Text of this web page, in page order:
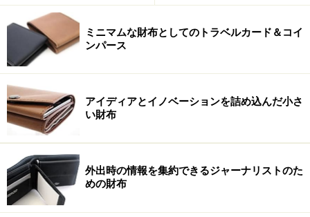
開くとこんな感じ。随所に薄さを実現する仕掛けがある。
財布で厚みが出るのは、小銭とカード。そして、薄さを
キープしようと思ったら、留め具で財布を開かないよう
に留めたいところですが、その留め具も厚みを生んでし
まいます。ということで、この財布では、小銭とカード
は重ならないように配置され、留め具は小銭が入る部分
ミニマムな財布としてのトラベルカード＆コイ
ンパース
アイディアとイノベーションを詰め込んだ小さ
い財布
外出時の情報を集約できるジャーナリストのた
めの財布